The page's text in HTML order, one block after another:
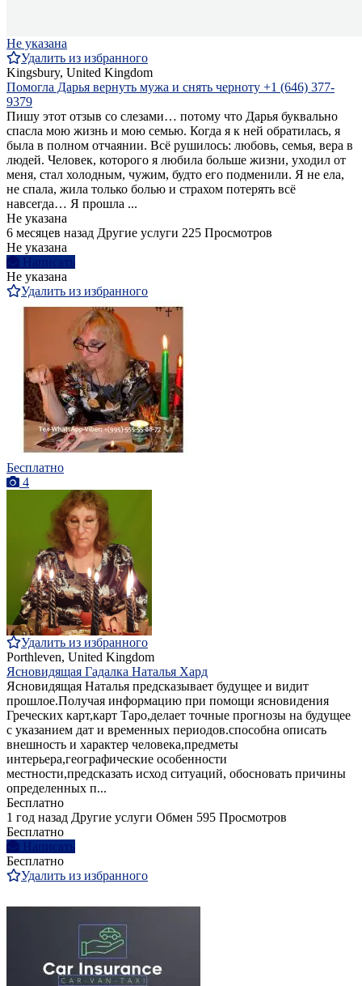
Не указана
Удалить из избранного
Kingsbury, United Kingdom
Помогла Дарья вернуть мужа и снять черноту +1 (646) 377-
9379
Пишу этот отзыв со слезами… потому что Дарья буквально
спасла мою жизнь и мою семью. Когда я к ней обратилась, я
была в полном отчаянии. Всё рушилось: любовь, семья, вера в
людей. Человек, которого я любила больше жизни, уходил от
меня, стал холодным, чужим, будто его подменили. Я не ела,
не спала, жила только болью и страхом потерять всё
навсегда… Я прошла ...
Не указана
6 месяцев назад Другие услуги 225 Просмотров
Не указана
Написать
Не указана
Удалить из избранного
Бесплатно
4
Удалить из избранного
Porthleven, United Kingdom
Ясновидящая Гадалка Наталья Хард
Ясновидящая Наталья предсказывает будущее и видит
прошлое.Получая информацию при помощи ясновидения
Греческих карт,карт Таро,делает точные прогнозы на будущее
с указанием дат и временных периодов.способна описать
внешность и характер человека,предметы
интерьера,географические особенности
местности,предсказать исход ситуаций, обосновать причины
определенных п...
Бесплатно
1 год назад Другие услуги Обмен 595 Просмотров
Бесплатно
Написать
Бесплатно
Удалить из избранного